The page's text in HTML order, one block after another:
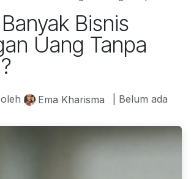
Bisnis
Uang Tanpa
oleh Ema Kharisma
| Belum ada